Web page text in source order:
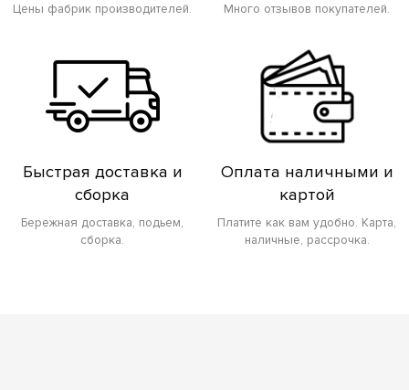
Цены фабрик производителей.
Много отзывов покупателей.
Быстрая доставка и
сборка
Бережная доставка, подьем,
сборка.
Оплата наличными и
картой
Платите как вам удобно. Карта,
наличные, рассрочка.